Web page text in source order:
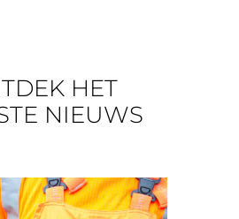
HET
NIEUWS